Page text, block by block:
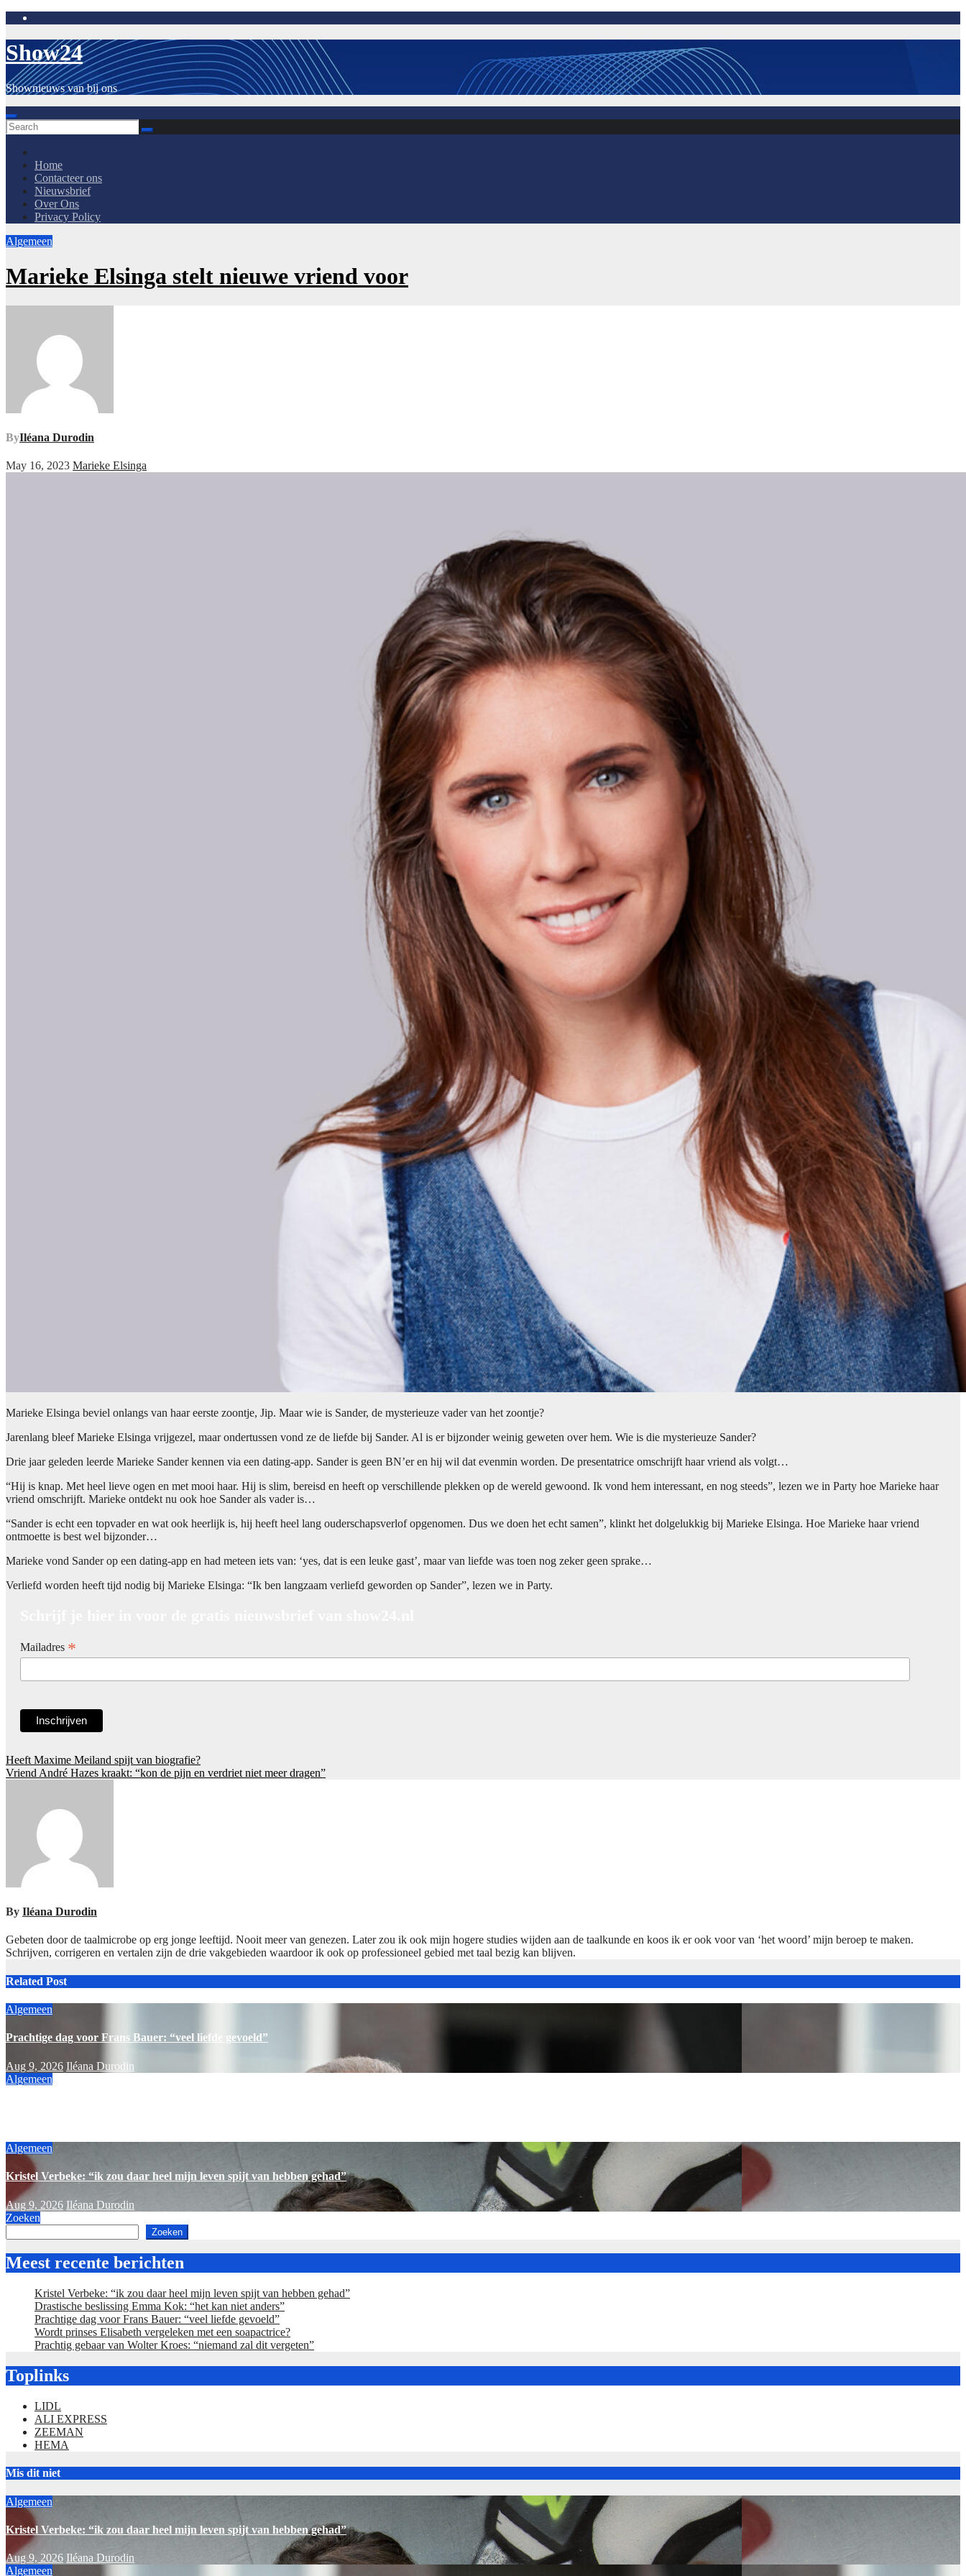
Skip
content
Show24
Shownieuws van bij ons
Home
Contacteer ons
Nieuwsbrief
Over Ons
Privacy Policy
Algemeen
Marieke Elsinga stelt nieuwe vriend voor
ByIléana Durodin
May 16, 2023 Marieke Elsinga
Marieke Elsinga beviel onlangs van haar eerste zoontje, Jip. Maar wie is Sander, de mysterieuze vader van het zoontje?
Jarenlang bleef Marieke Elsinga vrijgezel, maar ondertussen vond ze de liefde bij Sander. Al is er bijzonder weinig geweten over hem. Wie is die mysterieuze Sander?
Drie jaar geleden leerde Marieke Sander kennen via een dating-app. Sander is geen BN’er en hij wil dat evenmin worden. De presentatrice omschrijft haar vriend als volgt…
“Hij is knap. Met heel lieve ogen en met mooi haar. Hij is slim, bereisd en heeft op verschillende plekken op de wereld gewoond. Ik vond hem interessant, en nog steeds”, lezen we in Party hoe Marieke haar
vriend omschrijft. Marieke ontdekt nu ook hoe Sander als vader is…
“Sander is echt een topvader en wat ook heerlijk is, hij heeft heel lang ouderschapsverlof opgenomen. Dus we doen het echt samen”, klinkt het dolgelukkig bij Marieke Elsinga. Hoe Marieke haar vriend
ontmoette is best wel bijzonder…
Marieke vond Sander op een dating-app en had meteen iets van: ‘yes, dat is een leuke gast’, maar van liefde was toen nog zeker geen sprake…
Verliefd worden heeft tijd nodig bij Marieke Elsinga: “Ik ben langzaam verliefd geworden op Sander”, lezen we in Party.
Mailadres *
Post
navigation
Heeft Maxime Meiland spijt van biografie?
Vriend André Hazes kraakt: “kon de pijn en verdriet niet meer dragen”
By Iléana Durodin
Gebeten door de taalmicrobe op erg jonge leeftijd. Nooit meer van genezen. Later zou ik ook mijn hogere studies wijden aan de taalkunde en koos ik er ook voor van ‘het woord’ mijn beroep te maken.
Schrijven, corrigeren en vertalen zijn de drie vakgebieden waardoor ik ook op professioneel gebied met taal bezig kan blijven.
Related Post
Algemeen
Prachtige dag voor Frans Bauer: “veel liefde gevoeld”
Aug 9, 2026 Iléana Durodin
Algemeen
Algemeen
Kristel Verbeke: “ik zou daar heel mijn leven spijt van hebben gehad”
Aug 9, 2026 Iléana Durodin
Zoeken
Zoeken
Meest recente berichten
Kristel Verbeke: “ik zou daar heel mijn leven spijt van hebben gehad”
Drastische beslissing Emma Kok: “het kan niet anders”
Prachtige dag voor Frans Bauer: “veel liefde gevoeld”
Wordt prinses Elisabeth vergeleken met een soapactrice?
Prachtig gebaar van Wolter Kroes: “niemand zal dit vergeten”
Toplinks
LIDL
ALI EXPRESS
ZEEMAN
HEMA
Mis dit niet
Algemeen
Kristel Verbeke: “ik zou daar heel mijn leven spijt van hebben gehad”
Aug 9, 2026 Iléana Durodin
Algemeen